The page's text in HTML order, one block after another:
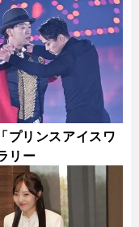
プリンスアイスワ
リー